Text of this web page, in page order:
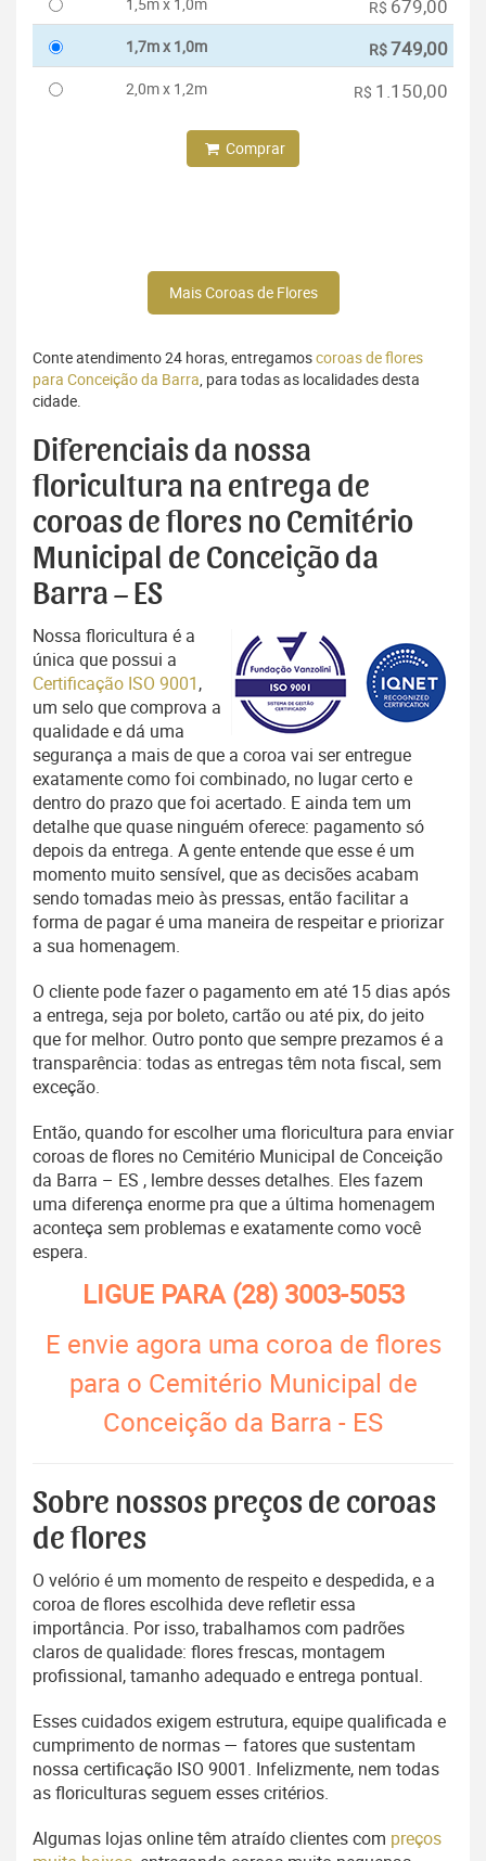
R$ 679,00
1,7m x 1,0m R$749,00
2,0m x 1,2m R$ 1.150,00
Comprar
Mais Coroas de Flores
Conte atendimento 24 horas, entregamoscoroas de flores
para Conceição da Barra, para todas as localidades desta
cidade.
Diferenciais da nossa
floricultura na entrega de
coroas de flores no Cemitério
Municipal de Conceição da
Barra – ES
Nossa floricultura é a
única que possui a
Certificação ISO 9001,
um selo que comprova a
qualidade e dá uma
segurança a mais de que a coroa vai ser entregue
exatamente como foi combinado, no lugar certo e
dentro do prazo que foi acertado. E ainda tem um
detalhe que quase ninguém oferece: pagamento só
depois da entrega. A gente entende que esse é um
momento muito sensível, que as decisões acabam
sendo tomadas meio às pressas, então facilitar a
forma de pagar é uma maneira de respeitar e priorizar
a sua homenagem.
O cliente pode fazer o pagamento em até 15 dias após
a entrega, seja por boleto, cartão ou até pix, do jeito
que for melhor. Outro ponto que sempre prezamos é a
transparência: todas as entregas têm nota fiscal, sem
exceção.
Então, quando for escolher uma floricultura para enviar
coroas de flores no Cemitério Municipal de Conceição
da Barra – ES , lembre desses detalhes. Eles fazem
uma diferença enorme pra que a última homenagem
aconteça sem problemas e exatamente como você
espera.
LIGUE PARA(28) 3003-5053
E envie agora uma coroa de flores
para o Cemitério Municipal de
Conceição da Barra - ES
Sobre nossos preços de coroas
de flores
O velório é um momento de respeito e despedida, e a
coroa de flores escolhida deve refletir essa
importância. Por isso, trabalhamos com padrões
claros de qualidade: flores frescas, montagem
profissional, tamanho adequado e entrega pontual.
Esses cuidados exigem estrutura, equipe qualificada e
cumprimento de normas — fatores que sustentam
nossa certificação ISO 9001. Infelizmente, nem todas
as floriculturas seguem esses critérios.
Algumas lojas online têm atraído clientes com preços